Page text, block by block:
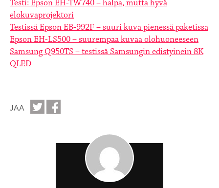
Testi: Epson EH-TW740 – halpa, mutta hyvä
elokuvaprojektori
Testissä Epson EB-992F – suuri kuva pienessä paketissa
Epson EH-LS500 – suurempaa kuvaa olohuoneeseen
Samsung Q950TS – testissä Samsungin edistyinein 8K
QLED
JAA